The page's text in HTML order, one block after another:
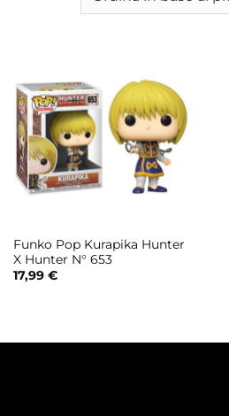
Funko Pop Kurapika Hunter
X Hunter N° 653
17,99 €